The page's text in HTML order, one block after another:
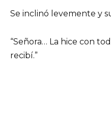
Se inclinó levemente y
“Señora… La hice con
recibí.”